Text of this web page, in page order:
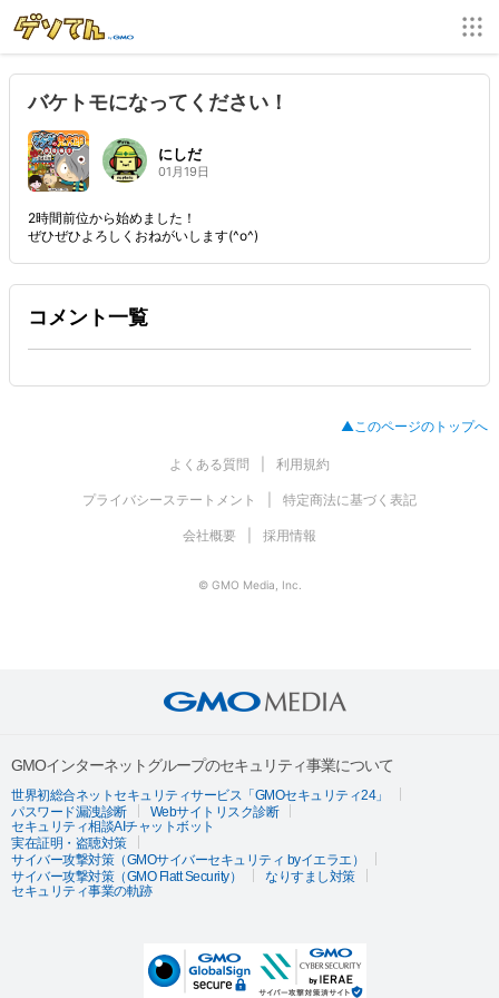
バケトモになってください！
にしだ
01月19日
2時間前位から始めました！
ぜひぜひよろしくおねがいします(^o^)
コメント一覧
▲このページのトップへ
よくある質問 利用規約
プライバシーステートメント 特定商法に基づく表記
会社概要 採用情報
© GMO Media, Inc.
GMOインターネットグループのセキュリティ事業について
世界初総合ネットセキュリティサービス「GMOセキュリティ24」
パスワード漏洩診断
Webサイトリスク診断
セキュリティ相談AIチャットボット
実在証明・盗聴対策
サイバー攻撃対策（GMOサイバーセキュリティ byイエラエ）
サイバー攻撃対策（GMO Flatt Security）
なりすまし対策
セキュリティ事業の軌跡